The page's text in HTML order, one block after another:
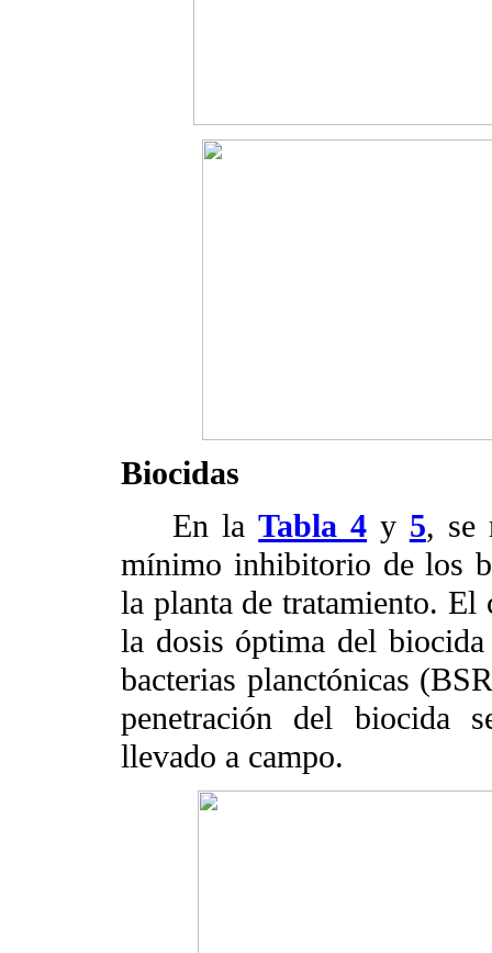
Biocidas
En laTabla 4 y 5, se
mínimo inhibitorio de los
la planta de tratamiento. El
la dosis óptima del
bacterias planctónicas
penetración del biocida
llevado a campo.